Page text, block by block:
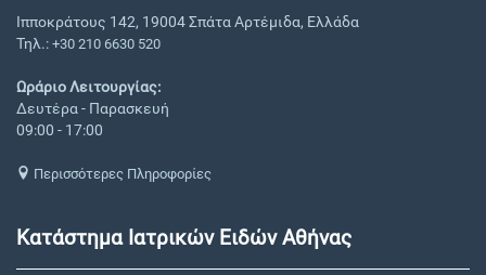
Ιπποκράτους 142, 19004 Σπάτα Αρτέμιδα, Ελλάδα
Τηλ.: +30 210 6630 520
Ωράριο Λειτουργίας:
Δευτέρα - Παρασκευή
09:00 - 17:00
Περισσότερες Πληροφορίες
Κατάστημα Ιατρικών Ειδών Αθήνας